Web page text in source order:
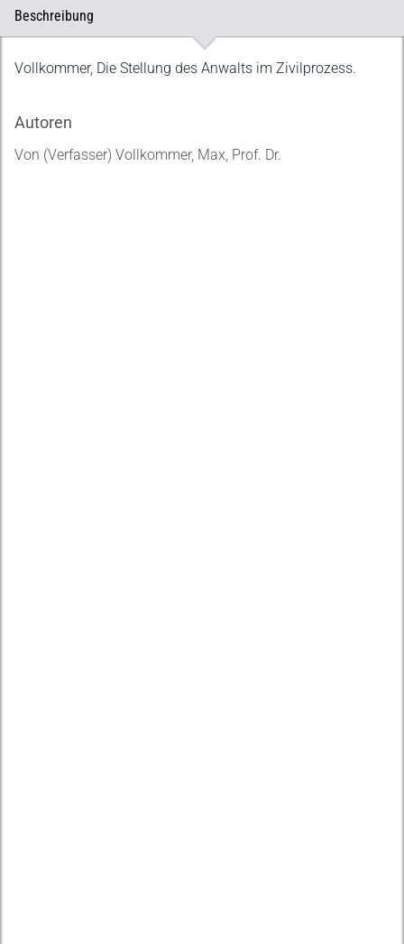
Beschreibung
Beschreibung
Vollkommer, Die Stellung des Anwalts im Zivilprozess.
Autoren
Von (Verfasser) Vollkommer, Max, Prof. Dr.